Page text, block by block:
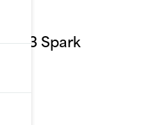
2023 Spark